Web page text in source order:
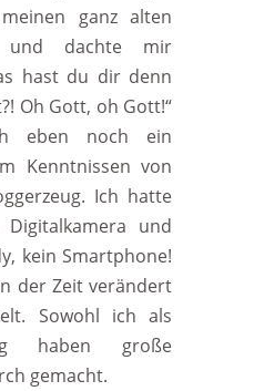
ganz alten
und dachte mir
hast du dir denn
Oh Gott, oh Gott!“
eben noch ein
Kenntnissen von
Ich hatte
und
kein Smartphone!
der Zeit verändert
Sowohl ich als
haben große
gemacht.